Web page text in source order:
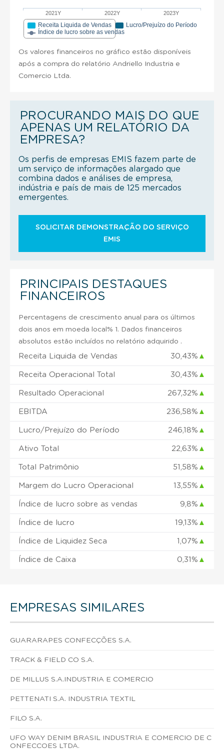
2021Y 2022Y 2023Y
Receita Liquida de Vendas
Lucro/Prejuízo do Período
Índice de lucro sobre as vendas
Os valores financeiros no gráfico estão disponíveis
após a compra do relatório Andriello Industria e
Comercio Ltda.
PROCURANDO MAIS DO QUE
APENAS UM RELATÓRIO DA
EMPRESA?
Os perfis de empresas EMIS fazem parte de
um serviço de informações alargado que
combina dados e análises de empresa,
indústria e país de mais de 125 mercados
emergentes.
SOLICITAR DEMONSTRAÇÃO DO SERVIÇO
EMIS
PRINCIPAIS DESTAQUES
FINANCEIROS
Percentagens de crescimento anual para os últimos
dois anos em moeda local% 1. Dados financeiros
absolutos estão incluídos no relatório adquirido .
Receita Liquida de Vendas 30,43% ▲
Receita Operacional Total 30,43% ▲
Resultado Operacional 267,32% ▲
EBITDA 236,58% ▲
Lucro/Prejuízo do Período 246,18% ▲
Ativo Total 22,63% ▲
Total Patrimônio 51,58% ▲
Margem do Lucro Operacional 13,55% ▲
Índice de lucro sobre as vendas 9,8% ▲
Índice de lucro 19,13% ▲
Índice de Liquidez Seca 1,07% ▲
Índice de Caixa 0,31% ▲
EMPRESAS SIMILARES
GUARARAPES CONFECÇÕES S.A.
TRACK & FIELD CO S.A.
DE MILLUS S.A.INDUSTRIA E COMERCIO
PETTENATI S.A. INDUSTRIA TEXTIL
FILO S.A.
UFO WAY DENIM BRASIL INDUSTRIA E COMERCIO DE C
ONFECCOES LTDA.